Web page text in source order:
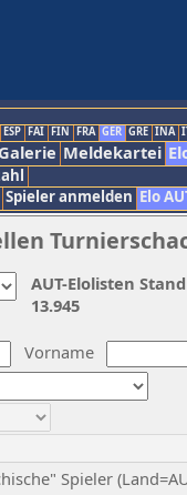
ESP FAI FIN FRA GER GRE INA
Meldekartei
Spieler anmelden Elo
Vorname
Spieler
AUT-Elolisten
13.945